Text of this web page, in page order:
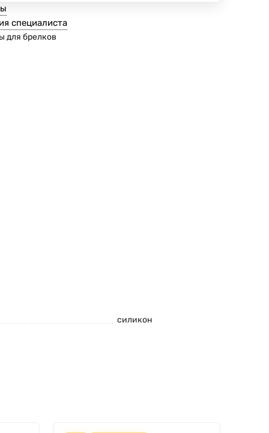
специалиста
для брелков
силикон